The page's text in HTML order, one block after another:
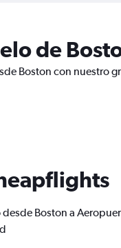
de
Boston con nuestro
Boston a